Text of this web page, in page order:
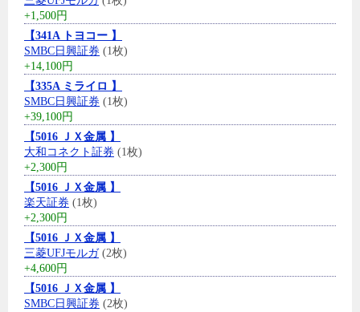
+1,500円
【341A トヨコー 】
SMBC日興証券 (1枚)
+14,100円
【335A ミライロ 】
SMBC日興証券 (1枚)
+39,100円
【5016 ＪＸ金属 】
大和コネクト証券 (1枚)
+2,300円
【5016 ＪＸ金属 】
楽天証券 (1枚)
+2,300円
【5016 ＪＸ金属 】
三菱UFJモルガ(2枚)
+4,600円
【5016 ＪＸ金属 】
SMBC日興証券 (2枚)